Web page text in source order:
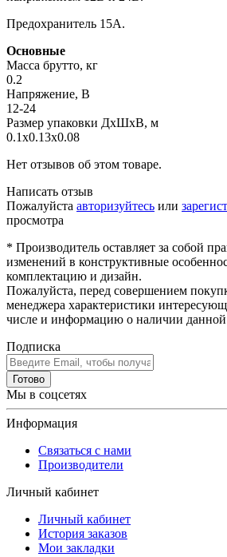
Предохранитель 15А.
Основные
Масса брутто, кг
0.2
Напряжение, В
12-24
Размер упаковки ДхШхВ, м
0.1x0.13x0.08
Нет отзывов об этом товаре.
Написать отзыв
Пожалуйста авторизуйтесь или
просмотра
* Производитель оставляет за собой
изменений в конструктивные
комплектацию и дизайн.
Пожалуйста, перед совершением
менеджера характеристики
числе и информацию о наличии
Подписка
Готово
Мы в соцсетях
Информация
Связаться с нами
Производители
Личный кабинет
Личный кабинет
История заказов
Мои закладки